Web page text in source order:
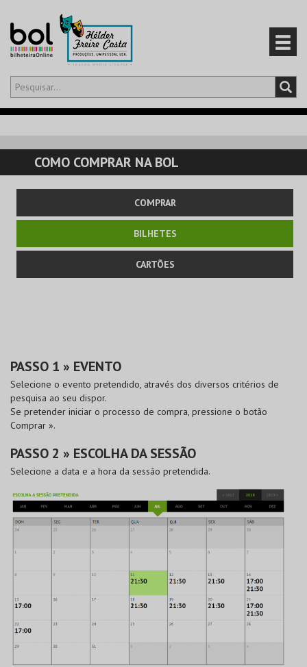
Olá,iniciar sessão
CARRINHO
EVENTOS
CARTÕES
PRODUTOS
COMO COMPRAR NA BOL
COMPRAR
BILHETES
CARTÕES
PASSO 1 » EVENTO
Selecione o evento pretendido, através dos diversos critérios de
pesquisa ao seu dispor.
Se pretender iniciar o processo de compra, pressione o botão
Comprar ».
PASSO 2 » ESCOLHA DA SESSÃO
Selecione a data e a hora da sessão pretendida.